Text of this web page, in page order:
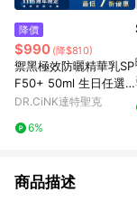
降價
$990 (降$810)
禦黑極效防曬精華乳SP
F50+ 50ml 生日任選
折 7/14~9/2
DR.CiNK達特聖克
6%
商品描述